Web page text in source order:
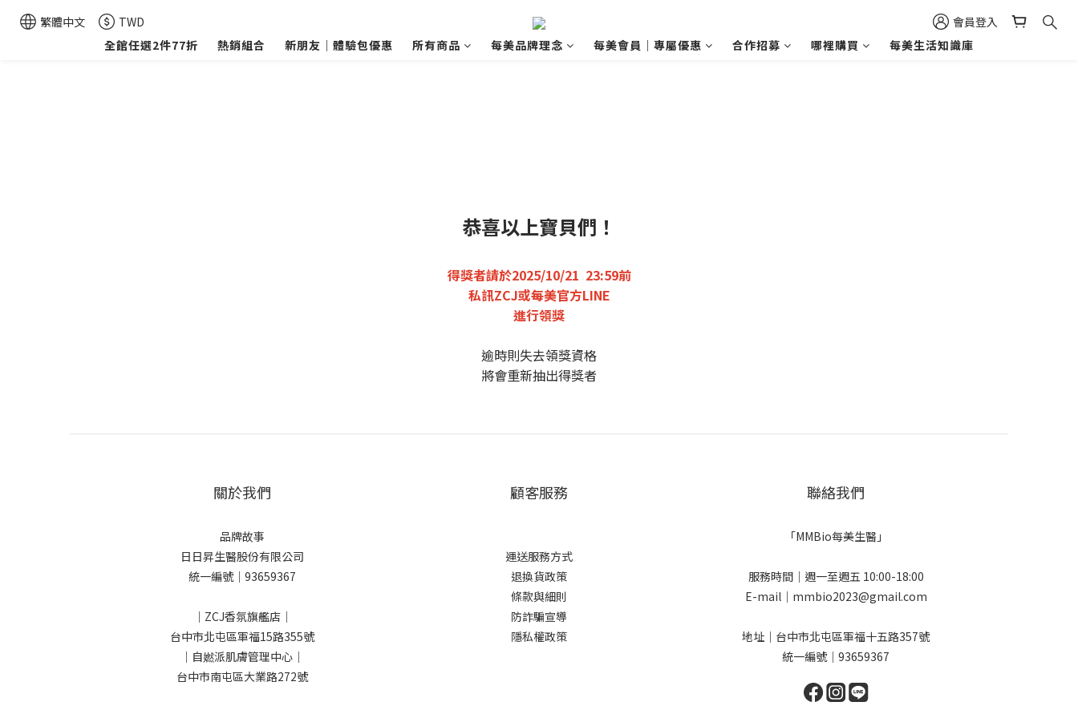
繁體中文 TWD
會員登入
全館任選2件77折
熱銷組合 新朋友｜體驗包優惠 所有商品 每美品牌理念 每美會員｜專屬優惠 合作招募 哪裡購買 每美生活知識庫
恭喜以上寶貝們！
得獎者請於2025/10/21 23:59前
私訊ZCJ或每美官方LINE
進行領獎
逾時則失去領獎資格
將會重新抽出得獎者
關於我們
品牌故事
日日昇生醫股份有限公司
統一編號｜93659367
｜ZCJ香氛旗艦店｜
台中市北屯區軍福15路355號
｜自㜣派肌膚管理中心｜
台中市南屯區大業路272號
顧客服務
運送服務方式
退換貨政策
條款與細則
防詐騙宣導
隱私權政策
聯絡我們
「MMBio每美生醫」
服務時間｜週一至週五 10:00-18:00
E-mail｜mmbio2023@gmail.com
地址｜台中市北屯區軍福十五路357號
統一編號｜93659367